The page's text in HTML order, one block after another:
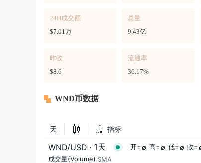
24H成交额
$7.01万
总量
9.43亿
昨收
$8.6
流通率
36.17%
WND币数据